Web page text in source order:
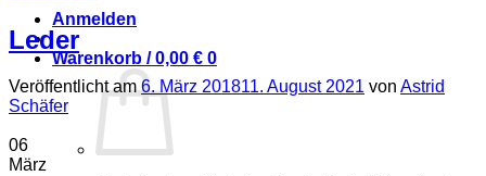
Anmelden
Warenkorb /0,00 € 0
Leder
Veröffentlicht am6. März 201811. August 2021 von Astrid
Schäfer
06
März